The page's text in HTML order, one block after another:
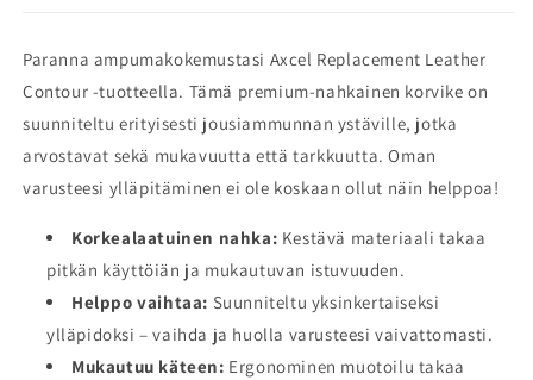
Paranna ampumakokemustasi Axcel Replacement Leather
Contour -tuotteella. Tämä premium-nahkainen korvike on
suunniteltu erityisesti jousiammunnan ystäville, jotka
arvostavat sekä mukavuutta että tarkkuutta. Oman
varusteesi ylläpitäminen ei ole koskaan ollut näin helppoa!
Korkealaatuinen nahka: Kestävä materiaali takaa
pitkän käyttöiän ja mukautuvan istuvuuden.
Helppo vaihtaa: Suunniteltu yksinkertaiseksi
ylläpidoksi – vaihda ja huolla varusteesi vaivattomasti.
Mukautuu käteen: Ergonominen muotoilu takaa